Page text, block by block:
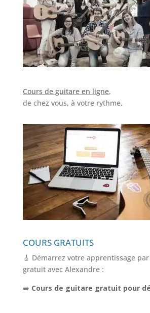
Cours de guitare en ligne,
de chez vous, à votre rythme.
COURS GRATUITS
🎸 Démarrez votre apprentissage
gratuit avec Alexandre :
➡️ Cours de guitare gratuit pour